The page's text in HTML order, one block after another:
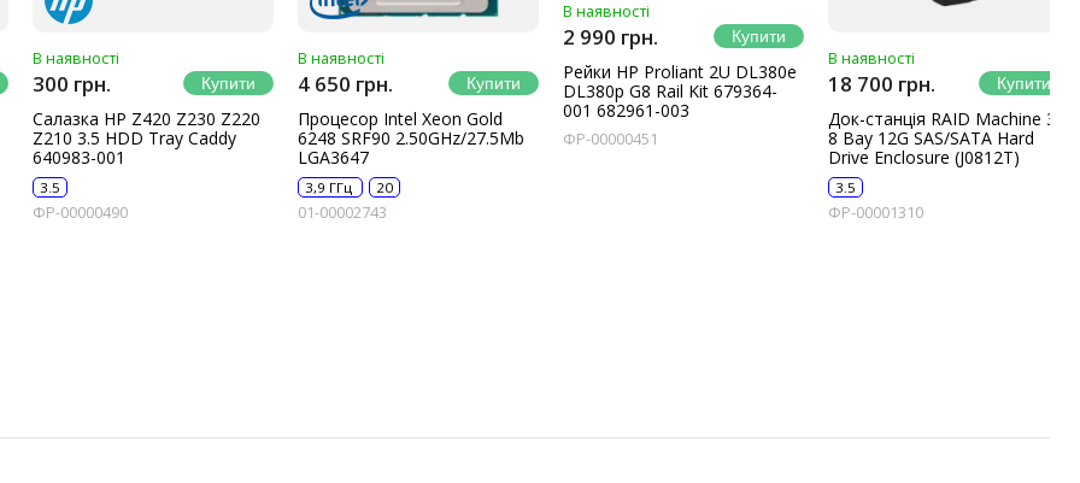
В наявності
300 грн.
Салазка HP Z420 Z230 Z220
Z210 3.5 HDD Tray Caddy
640983-001
3.5
ФР-00000490
В наявності
4 650 грн.
Процесор Intel Xeon Gold
6248 SRF90 2.50GHz/27.5Mb
LGA3647
3,9 ГГц 20
01-00002743
В наявності
2 990 грн.
Рейки HP Proliant 2U DL380e
DL380p G8 Rail Kit 679364-
001 682961-003
ФР-00000451
В наявності
18 700 грн.
Док-станція RAID Machine 3.5
8 Bay 12G SAS/SATA Hard
Drive Enclosure (J0812T)
3.5
ФР-00001310